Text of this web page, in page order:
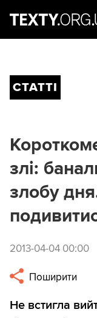
СТАТТІ
злі:
злобу
2013-04-04 00:00
Поширити
Не встигла